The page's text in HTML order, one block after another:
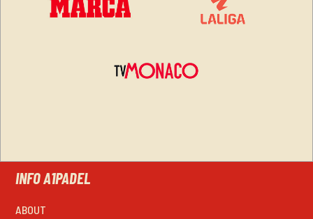
INFO A1PADEL
ABOUT